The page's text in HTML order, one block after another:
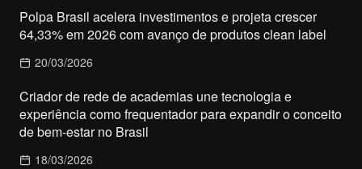
Polpa Brasil acelera investimentos e projeta crescer
64,33% em 2026 com avanço de produtos clean label
20/03/2026
Criador de rede de academias une tecnologia e
experiência como frequentador para expandir o conceito
de bem-estar no Brasil
18/03/2026